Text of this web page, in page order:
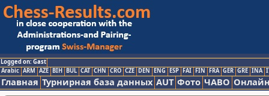
Logged on: Gast
Arabic ARM AZE BIH BUL CAT CHN CRO CZE DEN ENG ESP FAI FIN FRA GER GRE INA
Главная Турнирная база данных AUT Фото ЧАВО